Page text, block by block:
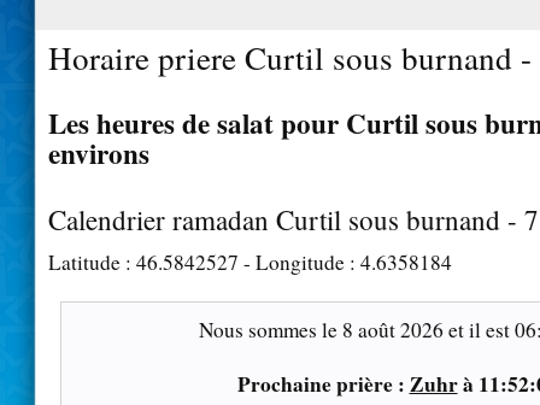
Horaire priere Curtil sous burnand
Les heures de salat pour Curtil sous
environs
Calendrier ramadan Curtil sous burnand -
Latitude : 46.5842527 - Longitude : 4.6358184
Nous sommes le 8 août 2026 et il est
Prochaine prière : Zuhrà